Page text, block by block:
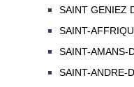
SAINT GENIEZ
SAINT-
SAINT-AMANS-
SAINT-ANDRE-